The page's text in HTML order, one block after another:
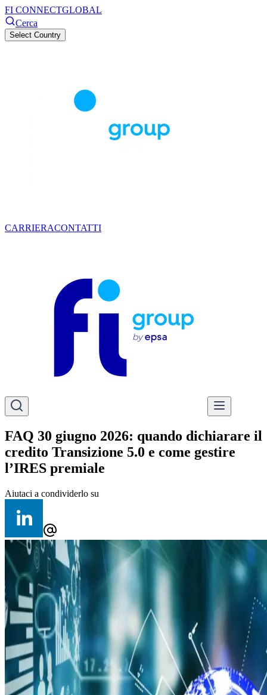
FI CONNECTGLOBAL
Cerca
Select Country
CARRIERACONTATTI
FAQ 30 giugno 2026: quando dichiarare il
credito Transizione 5.0 e come gestire
l’IRES premiale
Aiutaci a condividerlo su